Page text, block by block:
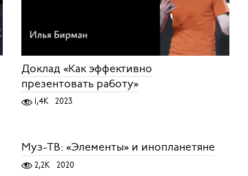
Доклад «Как эффективно
презентовать работу»
1,4K 2023
Муз-ТВ: «Элементы» и инопланетяне
2,2K 2020